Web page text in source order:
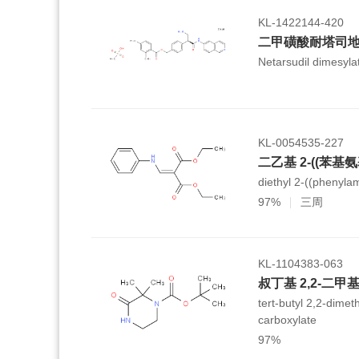
KL-1422144-420
二甲磺酸耐塔司
Netarsudil
KL-0054535-227
二乙基 2-((苯基
diethyl 2-
97%
三周
KL-1104383-063
叔丁基 2,2-二甲
tert-butyl 2,2-
carboxylate
97%